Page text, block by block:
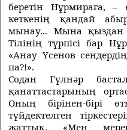
беретiн Нұрмираға, –
кеткенiң қандай
мынау... Мына қыздан
Тiлiнiң түрпiсi бар
«Анау Үсенов
па?!».
Содан Гүлнәр
қанаттастарының
Оның бірінен-бірі
түйдектелген
жаттық. «Мен